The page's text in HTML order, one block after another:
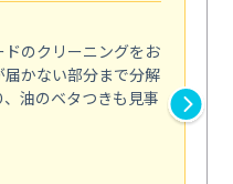
のクリーニングをお
かない部分まで分解
油のベタつきも見事